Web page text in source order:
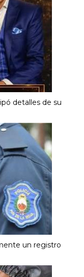
detalles de su
un registro